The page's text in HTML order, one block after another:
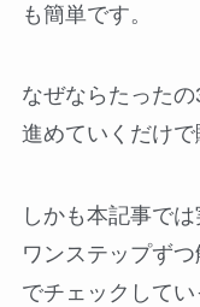
も簡単です。
なぜならたった
進めていくだけで
しかも本記事で
ワンステップず
でチェックしてい